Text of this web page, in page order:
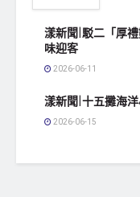
漾新聞|駁二「厚
味迎客
2026-06-11
漾新聞|十五攤海
2026-06-15